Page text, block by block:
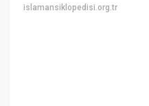
islamansiklopedisi.org.tr